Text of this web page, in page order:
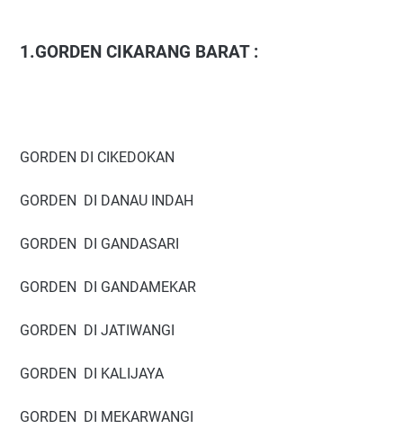
1.GORDEN CIKARANG BARAT :
GORDEN DI CIKEDOKAN
GORDEN DI DANAU INDAH
GORDEN DI GANDASARI
GORDEN DI GANDAMEKAR
GORDEN DI JATIWANGI
GORDEN DI KALIJAYA
GORDEN DI MEKARWANGI